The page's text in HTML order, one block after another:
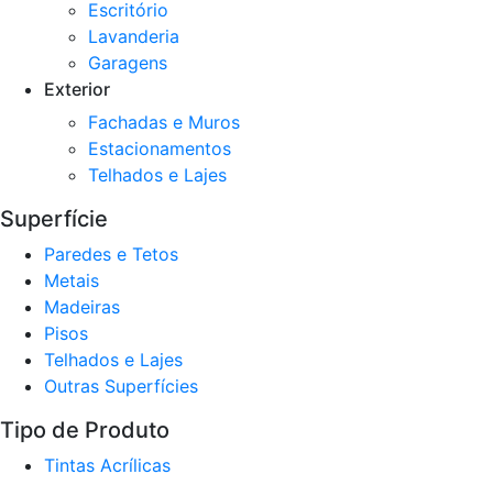
Escritório
Lavanderia
Garagens
Exterior
Fachadas e Muros
Estacionamentos
Telhados e Lajes
Superfície
Paredes e Tetos
Metais
Madeiras
Pisos
Telhados e Lajes
Outras Superfícies
Tipo de Produto
Tintas Acrílicas